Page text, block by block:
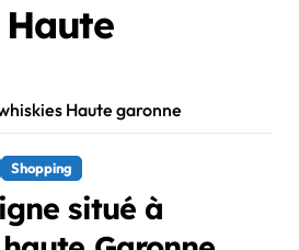
Haute garonne
Shopping
situé à